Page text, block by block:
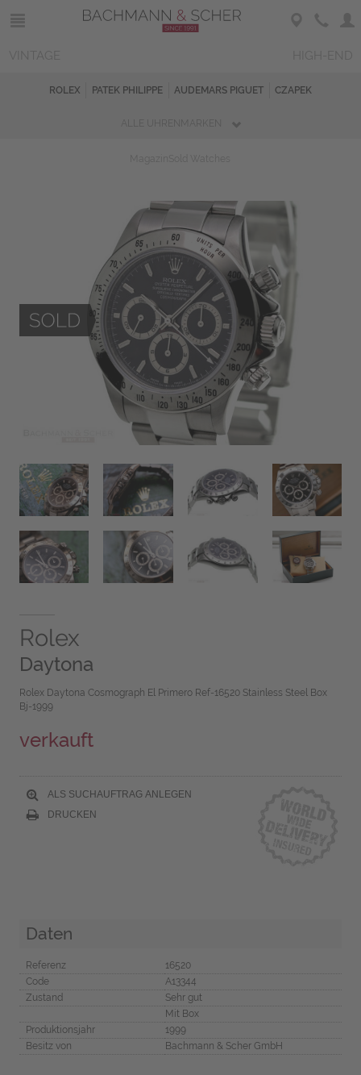
ROLEX PATEK PHILIPPE AUDEMARS PIGUET CZAPEK
Rolex
Daytona
Rolex Daytona Cosmograph El Primero Ref-16520 Stainless Steel Box
Bj-1999
verkauft
ALS SUCHAUFTRAG ANLEGEN
DRUCKEN
Daten
Referenz
16520
Code
A13344
Zustand
Sehr gut
Mit Box
Produktionsjahr
1999
Besitz von
Bachmann & Scher GmbH